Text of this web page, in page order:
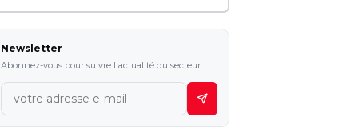
Newsletter
Abonnez-vous pour suivre l'actualité du secteur.